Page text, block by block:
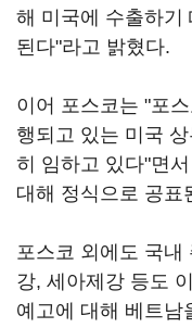
해 미국에 수출하기
된다"라고 밝혔다.
이어 포스코는 "포
행되고 있는 미국
히 임하고 있다"면
대해 정식으로 공표
포스코 외에도 국내
강, 세아제강 등도
예고에 대해 베트남